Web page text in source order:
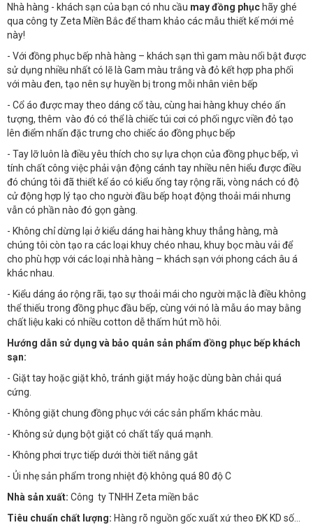
Nhà hàng - khách sạn của bạn có nhu cầu may đồng phục hãy ghé
qua công ty Zeta Miền Bắc để tham khảo các mẫu thiết kế mới mẻ
này!
- Với đồng phục bếp nhà hàng – khách sạn thì gam màu nổi bật được
sử dụng nhiều nhất có lẽ là Gam màu trắng và đỏ kết hợp pha phối
với màu đen, tạo nên sự huyền bị trong mỗi nhân viên bếp
- Cổ áo được may theo dáng cổ tàu, cùng hai hàng khuy chéo ấn
tượng, thêm vào đó có thể là chiếc túi cơi có phối ngực viền đỏ tạo
lên điểm nhấn đặc trưng cho chiếc áo đồng phục bếp
- Tay lỡ luôn là điều yêu thích cho sự lựa chọn của đồng phục bếp, vì
tính chất công việc phải vận động cánh tay nhiều nên hiểu được điều
đó chúng tôi đã thiết kế áo có kiểu ống tay rộng rãi, vòng nách có độ
cử động hợp lý tạo cho người đầu bếp hoạt động thoải mái nhưng
vẫn có phần nào đó gọn gàng.
- Không chỉ dừng lại ở kiểu dáng hai hàng khuy thẳng hàng, mà
chúng tôi còn tạo ra các loại khuy chéo nhau, khuy bọc màu vải để
cho phù hợp với các loại nhà hàng – khách sạn với phong cách âu á
khác nhau.
- Kiểu dáng áo rộng rãi, tạo sự thoải mái cho người mặc là điều không
thể thiếu trong đồng phục đầu bếp, cùng với nó là mẫu áo may bằng
chất liệu kaki có nhiều cotton dễ thấm hút mồ hôi.
Hướng dẫn sử dụng và bảo quản sản phẩm đồng phục bếp khách
sạn:
- Giặt tay hoặc giặt khô, tránh giặt máy hoặc dùng bàn chải quá
cứng.
- Không giặt chung đồng phục với các sản phẩm khác màu.
- Không sử dụng bột giặt có chất tẩy quá mạnh.
- Không phơi trực tiếp dưới thời tiết nắng gắt
- Ủi nhẹ sản phẩm trong nhiệt độ không quá 80 độ C
Nhà sản xuất: Công ty TNHH Zeta miền bắc
Tiêu chuẩn chất lượng: Hàng rõ nguồn gốc xuất xứ theo ĐK KD số…